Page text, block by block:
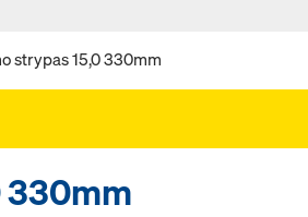
strypas 15,0 330mm
330mm